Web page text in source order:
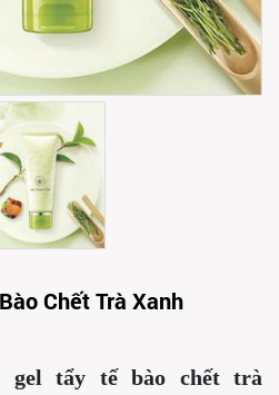
Chết Trà Xanh
gel tẩy tế bào chết trà